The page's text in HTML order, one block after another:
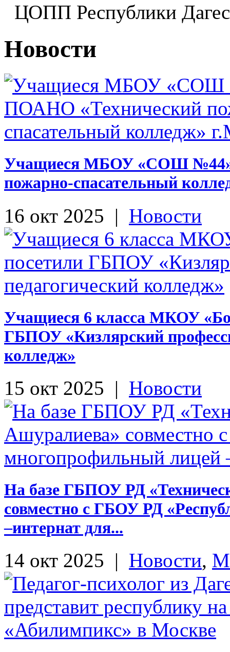
ЦОПП Республики
Новости
Учащиеся МБОУ «СОШ №44»
пожарно-спасательный
16 окт 2025 | Новости
Учащиеся 6 класса МКОУ
ГБПОУ «Кизлярский
колледж»
15 окт 2025 | Новости
На базе ГБПОУ РД
совместно с ГБОУ РД
–интернат для...
14 окт 2025 | Новости,